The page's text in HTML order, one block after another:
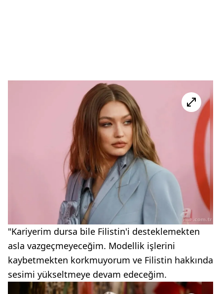
"Kariyerim dursa bile Filistin'i desteklemekten
asla vazgeçmeyeceğim. Modellik işlerini
kaybetmekten korkmuyorum ve Filistin hakkında
sesimi yükseltmeye devam edeceğim.